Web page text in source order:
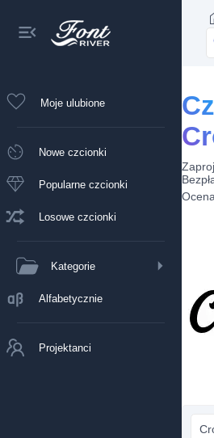
Moje ulubione
Nowe czcionki
Popularne czcionki
Losowe czcionki
Kategorie
Alfabetycznie
Projektanci
Ocena